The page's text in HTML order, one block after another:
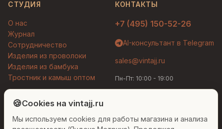
СТУДИЯ
О нас
Журнал
Сотрудничество
Изделия из проволоки
Изделия из бамбука
Тростник и камыш оптом
КОНТАКТЫ
+7 (495) 150-52-26
AI-консультант в Telegram
sales@vintajj.ru
Пн-Пт: 10:00 - 19:00
© 2026 Vintajj. Все права защищены.
Договор оферты
Политика конфиденциальности
🍪Cookies на vintajj.ru
Мы используем cookies для работы магазина и анализа
Людмила
Привет! Я Людмила, ваш персональный